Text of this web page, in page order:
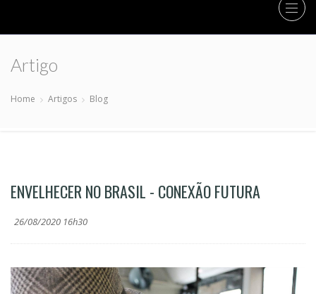
Artigo
Home Artigos Blog
ENVELHECER NO BRASIL - CONEXÃO FUTURA
26/08/2020 16h30